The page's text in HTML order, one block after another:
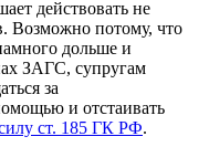
действовать не
Возможно потому, что
дольше и
ЗАГС, супругам
за
и отстаивать
ст. 185 ГК РФ.